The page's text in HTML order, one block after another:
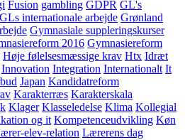
Fusion gambling GDPR GL's
GLs internationale arbejde Grønland
Gymnasiale suppleringskurser
2016 Gymnasiereform
Høje følelsesmæssige krav Htx Idræt
Innovation Integration Internationalt It
Japan Kandidatreform
Karakterræs Karakterskala
Klager Klasseledelse Klima Kollegial
og it Kompetenceudvikling Køn
elev-relation Lærerens dag